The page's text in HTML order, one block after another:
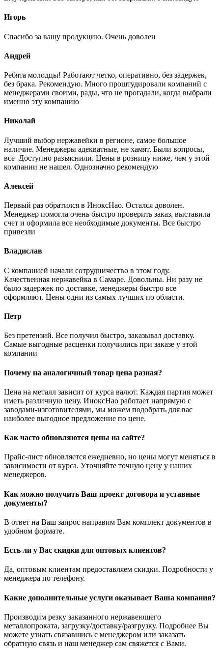
Игорь
Спасибо за вашу продукцию. Очень доволен
Андрей
Ребята молодцы! Работают четко, оперативно, без задержек,
без брака. Рекомендую. Много проштудировали компаний с
менеджерами своими, рады, что не прогадали, когда выбрали
именно эту компанию
Николай
Лучший выбор нержавейки в регионе, самое большое
наличие. Менеджеры адекватные, не хамят. Были вопросы,
все Доступно разъяснили. Цены в розницу ниже, чем у этой
компании не нашел. Однозначно рекомендую
Алексей
Первый раз обратился в ИноксНао. Остался доволен.
Менеджер помогла очень быстро проверить заказ, выставила
счет и оформила все необходимые документы. Все быстро
привезли
Владислав
С компанией начали сотрудничество в этом году.
Качественная нержавейка в Самаре. Довольны. Ни разу не
было задержек по доставке, менеджеры быстро все
оформляют. Цены одни из самых лучших по области.
Петр
Без претензий. Все получил быстро, заказывал доставку.
Самые выгодные расценки получились при заказе у этой
компании
Почему на аналогичный товар цена разная?
Цена на металл зависит от курса валют. Каждая партия может
иметь различную цену. ИноксНао работает напрямую с
заводами-изготовителями, мы можем подобрать для вас
наиболее выгодное предложение по цене.
Как часто обновляются цены на сайте?
Прайс-лист обновляется ежедневно, но цены могут меняться в
зависимости от курса. Уточняйте точную цену у наших
менеджеров.
Как можно получить Ваш проект договора и уставные
документы?
В ответ на Ваш запрос направим Вам комплект документов в
удобном формате.
Есть ли у Вас скидки для оптовых клиентов?
Да, оптовым клиентам предоставляем скидки. Подробности у
менеджера по телефону.
Какие дополнительные услуги оказывает Ваша компания?
Производим резку заказанного нержавеющего
металлопроката, загрузку/доставку/разгрузку. Подробнее Вы
можете узнать связавшись с менеджером или заказать
обратную связь и наш менеджер сам свяжется с Вами.